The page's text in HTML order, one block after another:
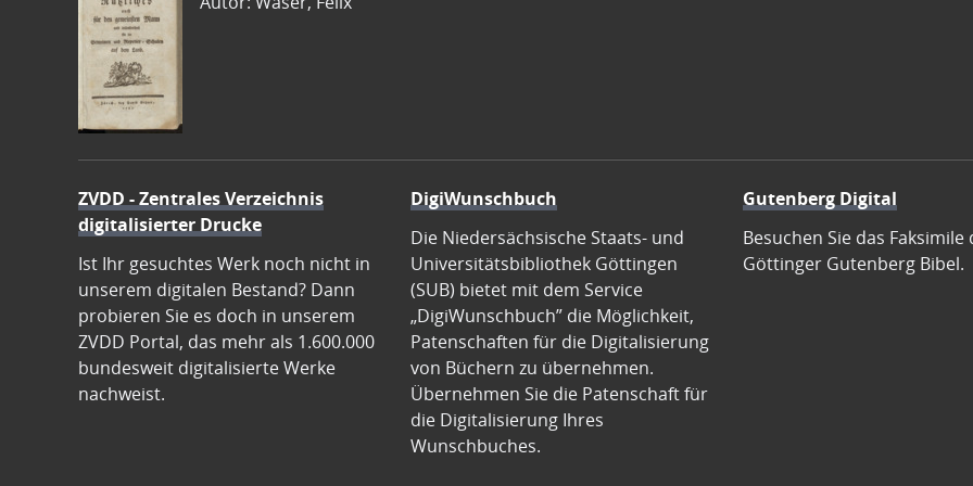
ZVDD - Zentrales Verzeichnis
digitalisierter Drucke
Ist Ihr gesuchtes Werk noch nicht in
unserem digitalen Bestand? Dann
probieren Sie es doch in unserem
ZVDD Portal, das mehr als 1.600.000
bundesweit digitalisierte Werke
nachweist.
DigiWunschbuch
Die Niedersächsische Staats- und
Universitätsbibliothek Göttingen
(SUB) bietet mit dem Service
„DigiWunschbuch” die Möglichkeit,
Patenschaften für die Digitalisierung
von Büchern zu übernehmen.
Übernehmen Sie die Patenschaft für
die Digitalisierung Ihres
Wunschbuches.
Gutenberg Digital
Besuchen Sie das Faksimile
Göttinger Gutenberg Bibel.